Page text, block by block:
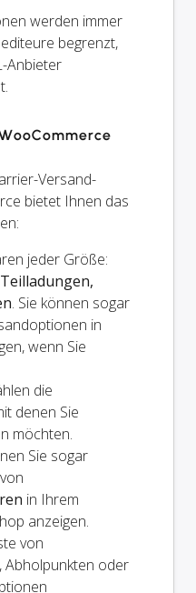
werden immer
begrenzt,
Anbieter
Versand-
bietet Ihnen das
jeder Größe:
. Sie können sogar
in
wenn Sie
die
denen Sie
möchten.
Sie sogar
in Ihrem
anzeigen.
von
, Abholpunkten oder